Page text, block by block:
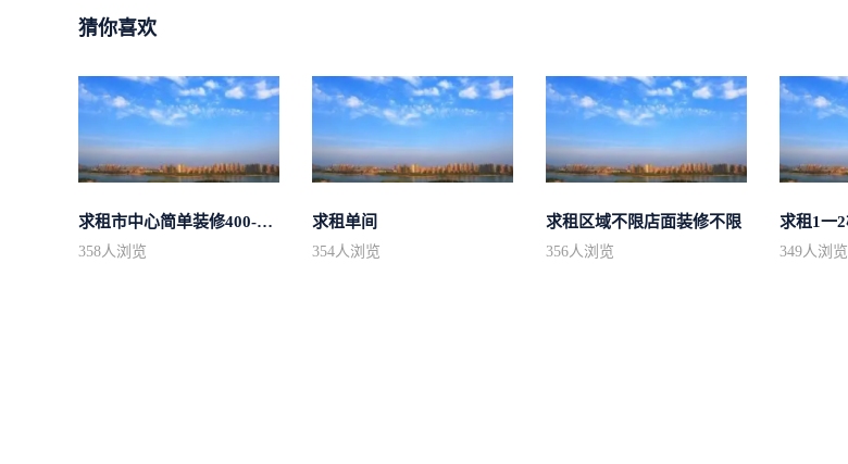
猜你喜欢
求租市中心简单装修400-500
358人浏览
求租单间
354人浏览
求租区域不限店面装修不限
356人浏览 349人浏览